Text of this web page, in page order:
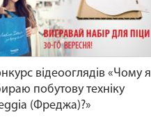
відеооглядів «Чому я
побутову техніку
(Фреджа)?»